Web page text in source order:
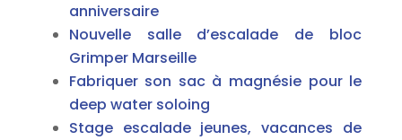
anniversaire
Nouvelle salle d’escalade de bloc
Grimper Marseille
Fabriquer son sac à magnésie pour le
deep water soloing
Stage escalade jeunes, vacances de